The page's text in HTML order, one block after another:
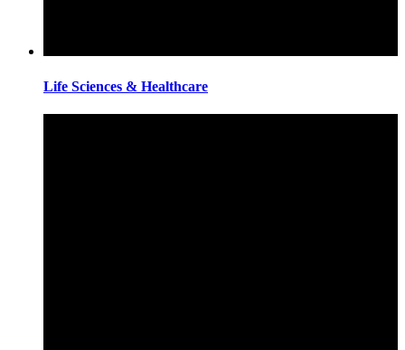
Life Sciences & Healthcare